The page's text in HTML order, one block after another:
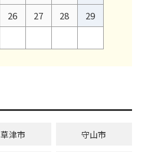
26 27 28
29
草津市 守山市